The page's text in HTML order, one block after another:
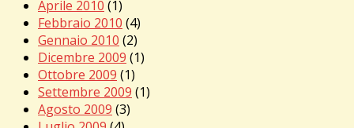
Aprile 2010 (1)
Febbraio 2010 (4)
Gennaio 2010 (2)
Dicembre 2009 (1)
Ottobre 2009 (1)
Settembre 2009 (1)
Agosto 2009 (3)